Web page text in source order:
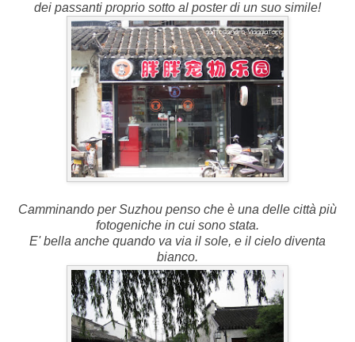
dei passanti proprio sotto al poster di un suo simile!
Camminando per Suzhou penso che è una delle città più
fotogeniche in cui sono stata.
E' bella anche quando va via il sole, e il cielo diventa
bianco.